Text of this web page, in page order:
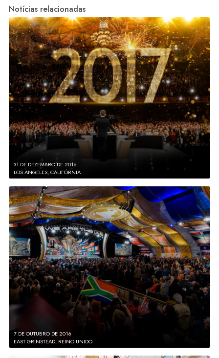
Notícias relacionadas
31 DE DEZEMBRO DE 2016
LOS ANGELES, CALIFÓRNIA
7 DE OUTUBRO DE 2016
EAST GRINSTEAD, REINO UNIDO